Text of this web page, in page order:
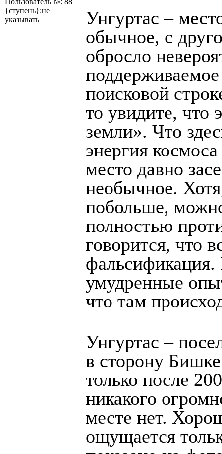
Пользователь №: 88
{ступень}:не
указывать
Унгуртас –
обычное, с
обросло
поисковой
то увидите, что
земли». Что
энергия
место давно
необычное.
побольше,
полностью
говорится, что
умудренные
что там
Унгуртас –
в сторону
только после
никакого
месте нет.
ощущается